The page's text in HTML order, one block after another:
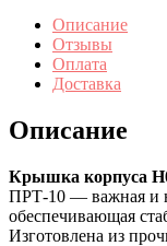
Описание
Отзывы
Оплата
Доставка
Описание
Крышка корпуса
ПРТ-10 — важная и
обеспечивающая
Изготовлена из